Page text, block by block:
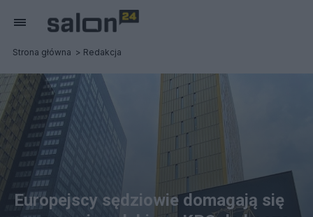
Strona główna Redakcja
Europejscy sędziowie domagają się